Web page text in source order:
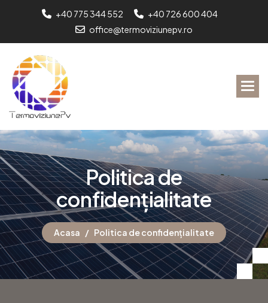
+40 775 344 552
+40 726 600 404
office@termoviziunepv.ro
Politicade
confidențialitate
Acasa Politica de confidențialitate